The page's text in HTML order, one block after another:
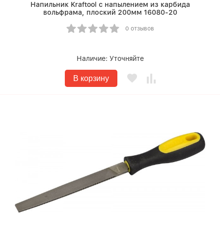
Напильник Kraftool с напылением из карбида
вольфрама, плоский 200мм 16080-20
0 отзывов
Наличие: Уточняйте
В корзину